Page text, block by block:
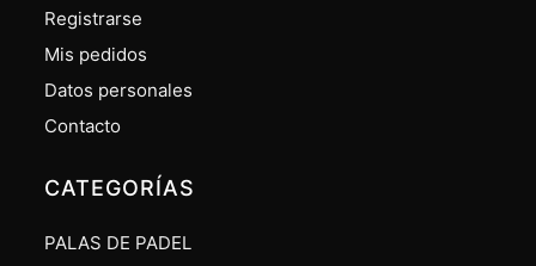
Registrarse
Mis pedidos
Datos personales
Contacto
CATEGORÍAS
PALAS DE PADEL